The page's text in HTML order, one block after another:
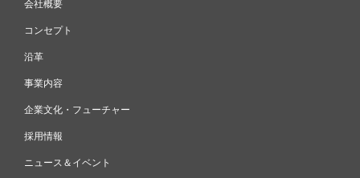
会社概要
コンセプト
沿革
事業内容
企業文化・フューチャー
採用情報
ニュース＆イベント